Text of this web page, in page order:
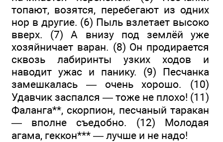
топают, возятся, перебегают из одних
нор в другие. (6) Пыль взлетает высоко
вверх. (7) А внизу под землёй уже
хозяйничает варан. (8) Он продирается
сквозь лабиринты узких ходов и
наводит ужас и панику. (9) Песчанка
замешкалась — очень хорошо. (10)
Удавчик заспался — тоже не плохо! (11)
Фаланга**, скорпион, песчаный таракан
— вполне съедобно. (12) Молодая
агама, геккон*** — лучше и не надо!